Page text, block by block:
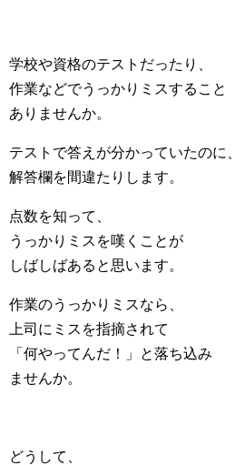
学校や資格のテストだったり、
作業などでうっかりミスすること
ありませんか。
テストで答えが分かっていたのに、
解答欄を間違たりします。
点数を知って、
うっかりミスを嘆くことが
しばしばあると思います。
作業のうっかりミスなら、
上司にミスを指摘されて
「何やってんだ！」と落ち込み
ませんか。
どうして、